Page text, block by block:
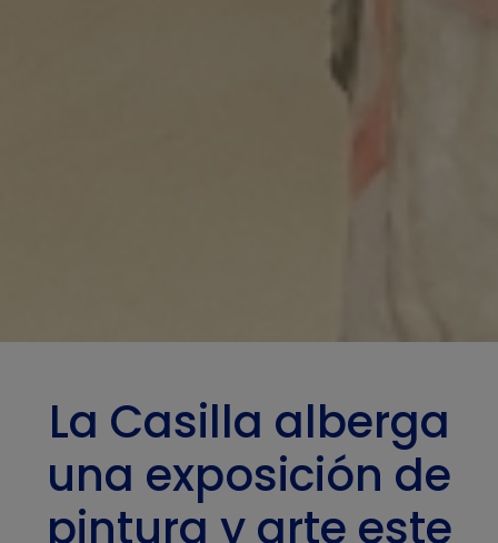
La Casilla alberga
una exposición de
pintura y arte este